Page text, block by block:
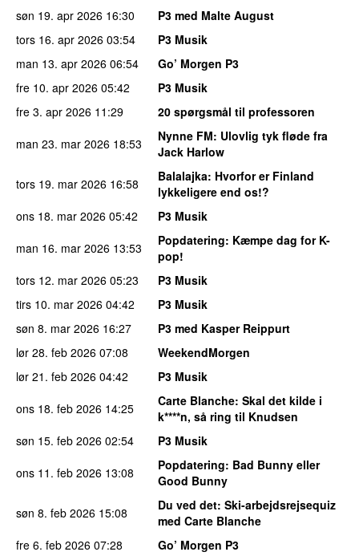
søn 19. apr 2026 16:30
P3 med Malte August
tors 16. apr 2026 03:54
P3 Musik
man 13. apr 2026 06:54
Go’ Morgen P3
fre 10. apr 2026 05:42
P3 Musik
fre 3. apr 2026 11:29
20 spørgsmål til professoren
man 23. mar 2026 18:53 Nynne FM: Ulovlig tyk fløde fra
Jack Harlow
tors 19. mar 2026 16:58 Balalajka: Hvorfor er Finland
lykkeligere end os!?
ons 18. mar 2026 05:42
P3 Musik
man 16. mar 2026 13:53 Popdatering: Kæmpe dag for K-
pop!
tors 12. mar 2026 05:23
P3 Musik
tirs 10. mar 2026 04:42
P3 Musik
søn 8. mar 2026 16:27
P3 med Kasper Reippurt
lør 28. feb 2026 07:08
WeekendMorgen
lør 21. feb 2026 04:42
P3 Musik
ons 18. feb 2026 14:25 Carte Blanche: Skal det kilde i
k****n, så ring til Knudsen
søn 15. feb 2026 02:54
P3 Musik
ons 11. feb 2026 13:08 Popdatering: Bad Bunny eller
Good Bunny
søn 8. feb 2026 15:08 Du ved det: Ski-arbejdsrejsequiz
med Carte Blanche
fre 6. feb 2026 07:28
Go’ Morgen P3